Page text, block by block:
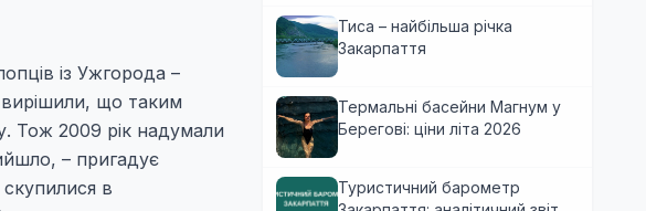
із Ужгорода –
що таким
Тож 2009 рік надумали
– пригадує
в
Тиса – найбільша річка
Закарпаття
Термальні басейни Магнум у
Берегові: ціни літа 2026
Туристичний барометр